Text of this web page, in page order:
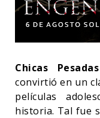
Chicas
convirtió en un
películas
historia. Tal fue